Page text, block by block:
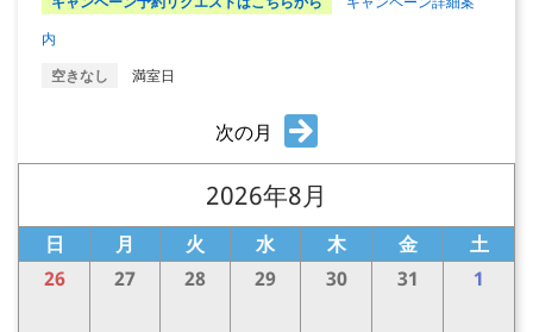
内
空きなし
満室日
次の月
2026年8月
日 月 火 水 木 金
土
26
27 28 29 30 31 1